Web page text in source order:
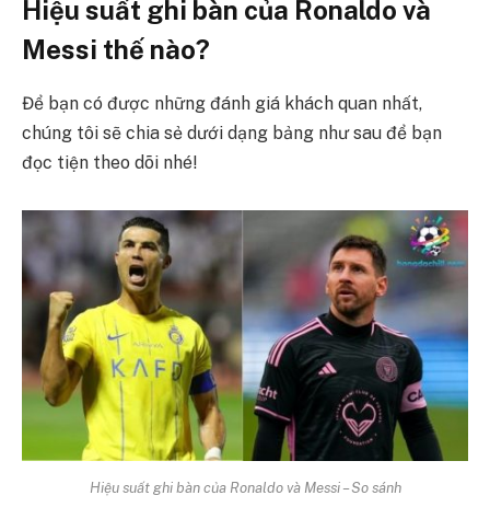
Hiệu suất ghi bàn của Ronaldo và
Messi thế nào?
Để bạn có được những đánh giá khách quan nhất,
chúng tôi sẽ chia sẻ dưới dạng bảng như sau để bạn
đọc tiện theo dõi nhé!
Hiệu suất ghi bàn của Ronaldo và Messi – So sánh